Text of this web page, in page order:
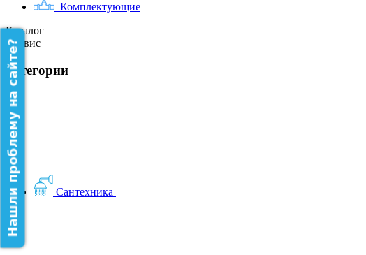
Комплектующие
Каталог
Сервис
категории
Сантехника
Нашли проблему на сайте?